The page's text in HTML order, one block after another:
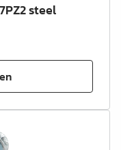
steel